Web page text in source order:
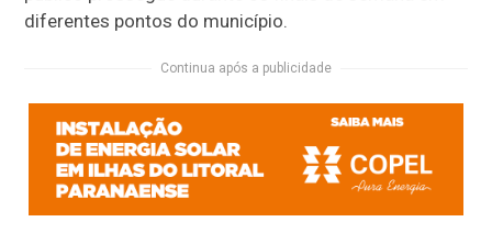
diferentes pontos do município.
Continua após a publicidade